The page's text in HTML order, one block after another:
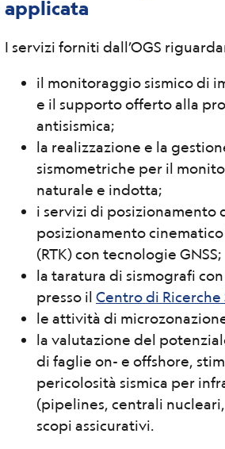
applicata
I servizi forniti dall’OGS
il monitoraggio sismico di
e il supporto offerto alla
antisismica;
la realizzazione e la
sismometriche per il
naturale e indotta;
i servizi di posizionamento
posizionamento
(RTK) con tecnologie GNSS;
la taratura di sismografi
presso il Centro di
le attività di
la valutazione del
di faglie on- e offshore,
pericolosità sismica per
(pipelines, centrali
scopi assicurativi.